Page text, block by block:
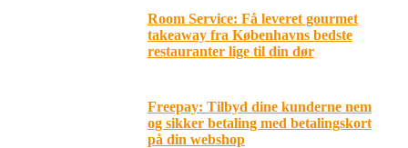
Room Service: Få leveret gourmet
takeaway fra Københavns bedste
restauranter lige til din dør
Freepay: Tilbyd dine kunderne nem
og sikker betaling med betalingskort
på din webshop